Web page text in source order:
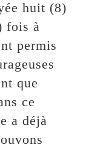
huit (8)
fois à
permis
que
ce
a déjà